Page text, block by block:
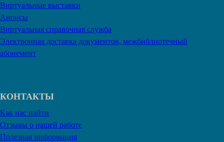
Виртуальные выставки
Анонсы
Виртуальная справочная служба
Электронная доставка документов, межбиблиотечный
абонемент
КОНТАКТЫ
Как нас найти
Отзывы о нашей работе
Полезная информация